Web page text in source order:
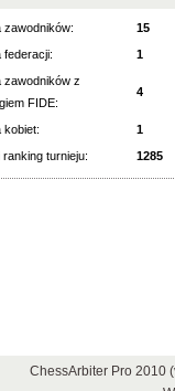
zawodników:
15
federacji:
1
zawodników z
FIDE:
4
kobiet:
1
ranking turnieju:
1285
ChessArbiter Pro